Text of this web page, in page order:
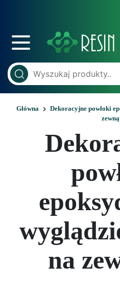
Główna
Dekoracyjne powłoki
na